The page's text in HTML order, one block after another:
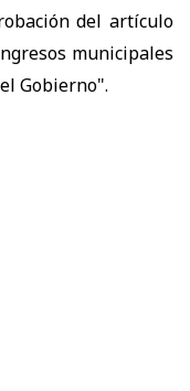
del artículo
municipales
Gobierno".